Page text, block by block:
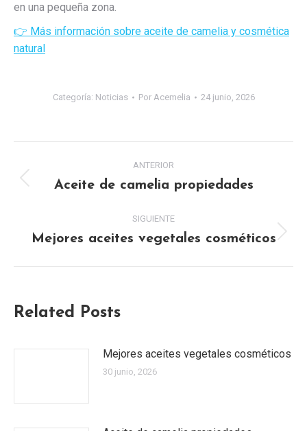
en una pequeña zona.
👉 Más información sobre aceite de camelia y cosmética
natural
Categoría: Noticias Por Acemelia 24 junio, 2026
NAVEGACIÓN
ENTRE
PUBLICACIONES
ANTERIOR
Publicación
Aceite de camelia propiedades
SIGUIENTE
Publicación
Mejores aceites vegetales cosméticos
Related Posts
Mejores aceites vegetales cosméticos
30 junio, 2026